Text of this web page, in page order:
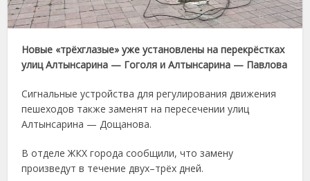
Новые «трёхглазые» уже установлены на перекрёстках
улиц Алтынсарина — Гоголя и Алтынсарина — Павлова
Сигнальные устройства для регулирования движения
пешеходов также заменят на пересечении улиц
Алтынсарина — Дощанова.
В отделе ЖКХ города сообщили, что замену
произведут в течение двух–трёх дней.